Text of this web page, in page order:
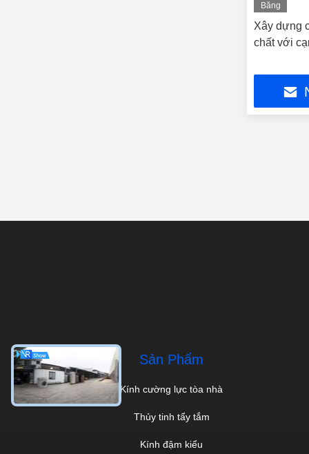
Băng
hình
Xây dựng
chất với
Sản Phẩm
Kính cường lực tòa nhà
Thủy tinh tẩy tắm
Kính đậm kiểu